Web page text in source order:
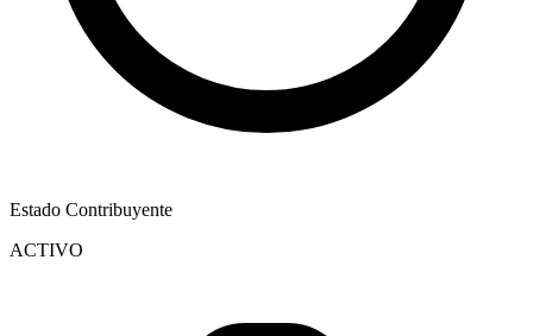
Estado Contribuyente
ACTIVO